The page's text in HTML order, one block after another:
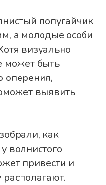
попугайчик
а молодые особи
визуально
может быть
оперения,
выявить
как
волнистого
привести и